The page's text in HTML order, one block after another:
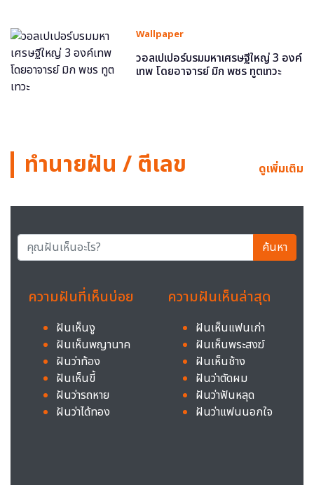
Wallpaper
วอลเปเปอร์บรมมหาเศรษฐีใหญ่ 3 องค์
เทพ โดยอาจารย์ มิก พชร ทูตเทวะ
ทำนายฝัน / ตีเลข ดูเพิ่มเติม
ค้นหา
ความฝันที่เห็นบ่อย
ฝันเห็นงู
ฝันเห็นพญานาค
ฝันว่าท้อง
ฝันเห็นขี้
ฝันว่ารถหาย
ฝันว่าได้ทอง
ความฝันเห็นล่าสุด
ฝันเห็นแฟนเก่า
ฝันเห็นพระสงฆ์
ฝันเห็นช้าง
ฝันว่าตัดผม
ฝันว่าฟันหลุด
ฝันว่าแฟนนอกใจ